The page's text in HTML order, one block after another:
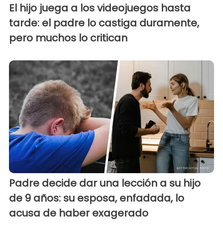
El hijo juega a los videojuegos hasta
tarde: el padre lo castiga duramente,
pero muchos lo critican
Padre decide dar una lección a su hijo
de 9 años: su esposa, enfadada, lo
acusa de haber exagerado